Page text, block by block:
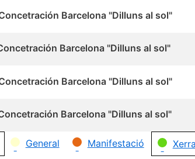
Barcelona "Dilluns al sol"
Barcelona "Dilluns al sol"
Barcelona "Dilluns al sol"
Barcelona "Dilluns al sol"
General Manifestació